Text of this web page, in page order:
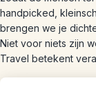
handpicked,
brengen we je
Niet voor niets zijn
Travel betekent